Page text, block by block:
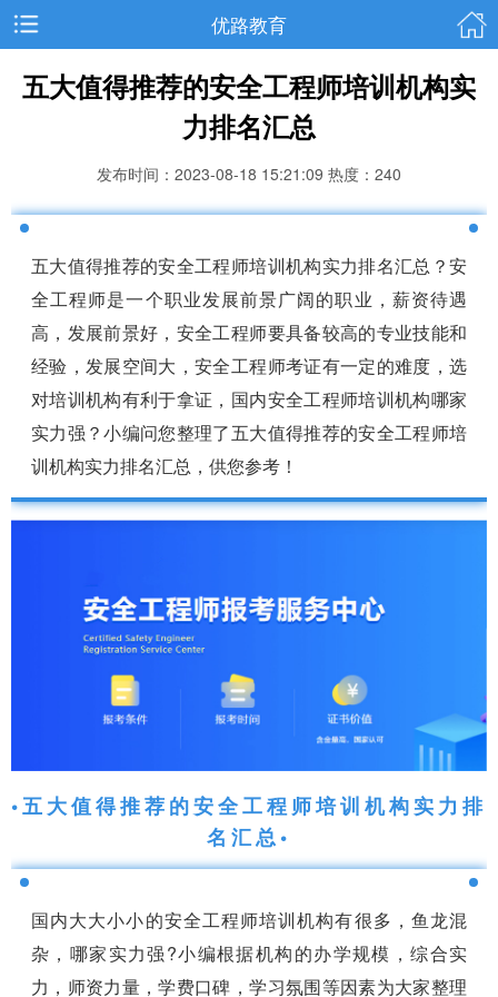
优路教育
五大值得推荐的安全工程师培训机构实
力排名汇总
发布时间：2023-08-18 15:21:09 热度：240
五大值得推荐的安全工程师培训机构实力排名汇总？安
全工程师是一个职业发展前景广阔的职业，薪资待遇
高，发展前景好，安全工程师要具备较高的专业技能和
经验，发展空间大，安全工程师考证有一定的难度，选
对培训机构有利于拿证，国内安全工程师培训机构哪家
实力强？小编问您整理了五大值得推荐的安全工程师培
训机构实力排名汇总，供您参考！
•五大值得推荐的安全工程师培训机构实力排
名汇总•
国内大大小小的安全工程师培训机构有很多，鱼龙混
杂，哪家实力强?小编根据机构的办学规模，综合实
力，师资力量，学费口碑，学习氛围等因素为大家整理